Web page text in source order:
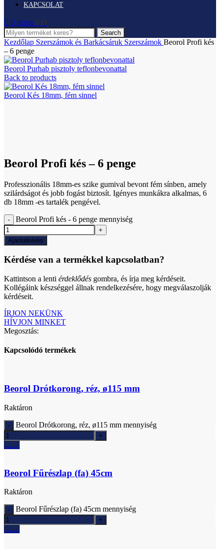
KAPCSOLAT
0 items 0 Ft
Search
Kezdőlap Szerszámok és Barkácsáruk Szerszámok Beorol Profi kés
– 6 penge
Beorol Purhab pisztoly teflonbevonattal
Back to products
Beorol Kés 18mm, fém sinnel
Beorol Profi kés – 6 penge
Professzionális 18mm-es szike gumival bevont fém sínben, amely
szilárdságot és jobb fogást biztosít. Igényes munkákra alkalmas, 6
db 18mm -es tartalék pengével.
Beorol Profi kés - 6 penge mennyiség
Ajánlatkérés
Kérdése van a termékkel kapcsolatban?
Kattintson a lenti érdeklődés gombra, és írja meg kérdéseit.
Kollégáink készséggel állnak rendelkezésére, hogy megválaszolják
kérdéseit.
ÍRJON NEKÜNK
HÍVJON MINKET
Megosztás:
Kapcsolódó termékek
Beorol Drótkorong, réz, ø115 mm
Raktáron
Beorol Drótkorong, réz, ø115 mm mennyiség
Ajánlatkérés
Beorol Fűrészlap (fa) 45cm
Raktáron
Beorol Fűrészlap (fa) 45cm mennyiség
Ajánlatkérés